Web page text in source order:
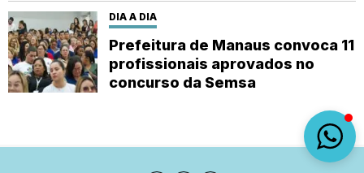
DIA A DIA
Prefeitura de Manaus convoca 11
profissionais aprovados no
concurso da Semsa